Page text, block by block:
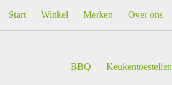
Start Winkel Merken Over ons
BBQ Keukentoestellen